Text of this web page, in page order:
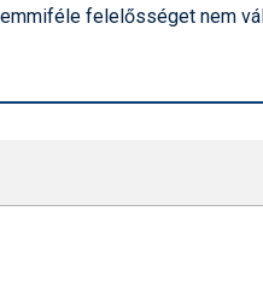
felelősséget nem